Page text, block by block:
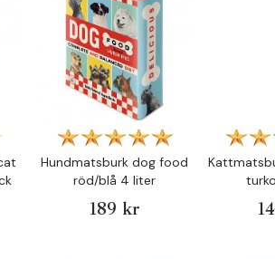
Hundmatsburk dog food
röd/blå 4 liter
189 kr